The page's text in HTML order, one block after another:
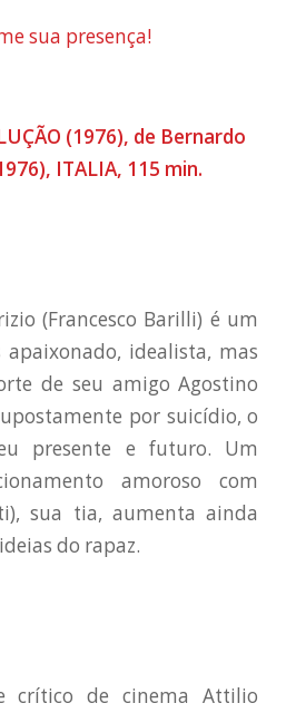
sua presença!
(1976), de Bernardo
ITALIA, 115 min.
(Francesco Barilli) é um
idealista, mas
de seu amigo Agostino
por suicídio, o
presente e futuro. Um
amoroso com
sua tia, aumenta ainda
do rapaz.
crítico de cinema Attilio